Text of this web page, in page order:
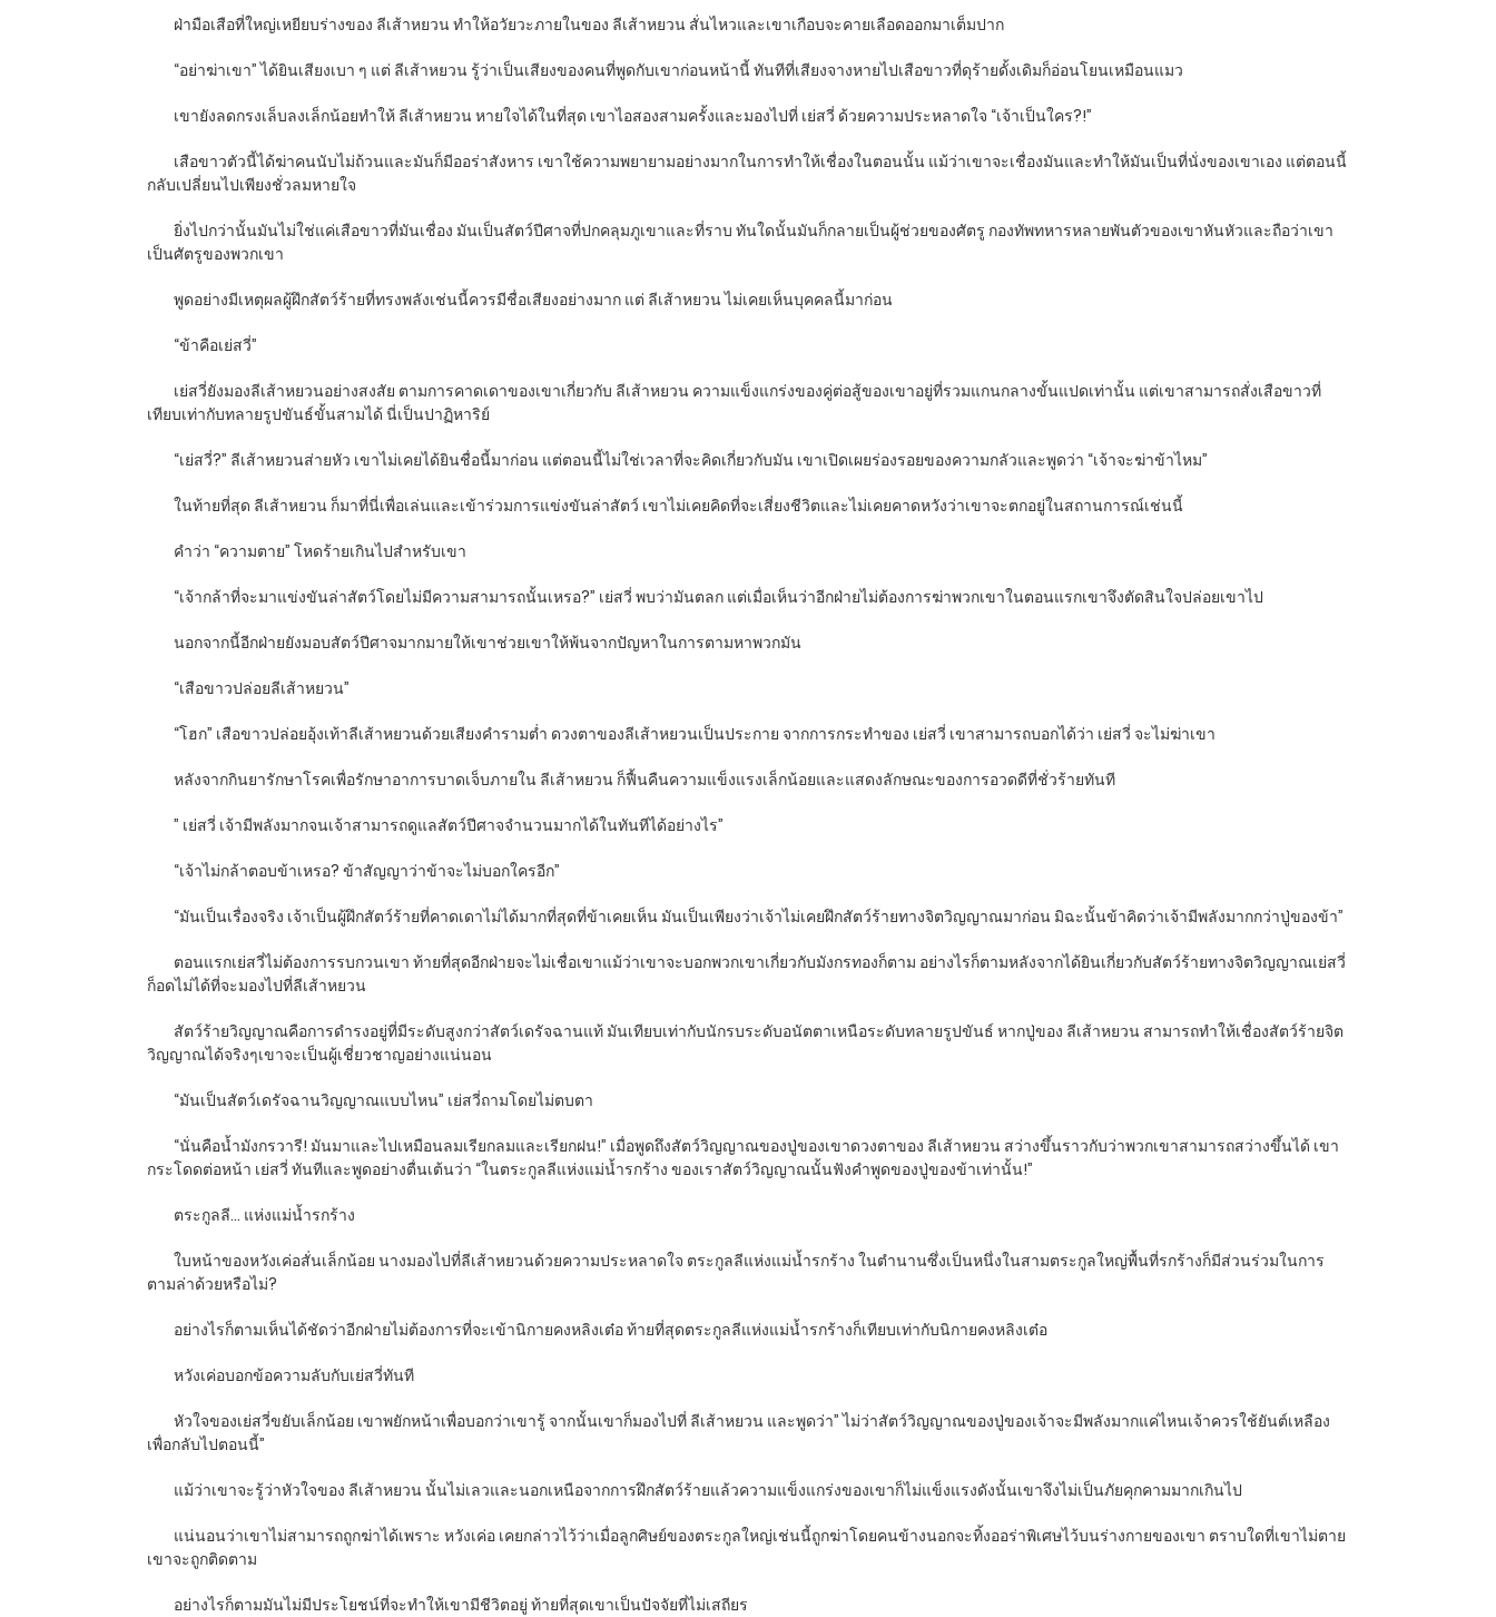
ฝ่ามือเสือที่ใหญ่เหยียบร่างของ ลีเส้าหยวน ทำให้อวัยวะภายในของ ลีเส้าหยวน สั่นไหวและเขาเกือบจะคายเลือดออกมาเต็มปาก
“อย่าฆ่าเขา” ได้ยินเสียงเบา ๆ แต่ ลีเส้าหยวน รู้ว่าเป็นเสียงของคนที่พูดกับเขาก่อนหน้านี้ ทันทีที่เสียงจางหายไปเสือขาวที่ดุร้ายดั้งเดิมก็อ่อนโยนเหมือนแมว
เขายังลดกรงเล็บลงเล็กน้อยทำให้ ลีเส้าหยวน หายใจได้ในที่สุด เขาไอสองสามครั้งและมองไปที่ เย่สวี่ ด้วยความประหลาดใจ “เจ้าเป็นใคร?!”
เสือขาวตัวนี้ได้ฆ่าคนนับไม่ถ้วนและมันก็มีออร่าสังหาร เขาใช้ความพยายามอย่างมากในการทำให้เชื่องในตอนนั้น แม้ว่าเขาจะเชื่องมันและทำให้มันเป็นที่นั่งของเขาเอง แต่ตอนนี้
กลับเปลี่ยนไปเพียงชั่วลมหายใจ
ยิ่งไปกว่านั้นมันไม่ใช่แค่เสือขาวที่มันเชื่อง มันเป็นสัตว์ปีศาจที่ปกคลุมภูเขาและที่ราบ ทันใดนั้นมันก็กลายเป็นผู้ช่วยของศัตรู กองทัพทหารหลายพันตัวของเขาหันหัวและถือว่าเขา
เป็นศัตรูของพวกเขา
พูดอย่างมีเหตุผลผู้ฝึกสัตว์ร้ายที่ทรงพลังเช่นนี้ควรมีชื่อเสียงอย่างมาก แต่ ลีเส้าหยวน ไม่เคยเห็นบุคคลนี้มาก่อน
“ข้าคือเย่สวี่”
เย่สวี่ยังมองลีเส้าหยวนอย่างสงสัย ตามการคาดเดาของเขาเกี่ยวกับ ลีเส้าหยวน ความแข็งแกร่งของคู่ต่อสู้ของเขาอยู่ที่รวมแกนกลางขั้นแปดเท่านั้น แต่เขาสามารถสั่งเสือขาวที่
เทียบเท่ากับทลายรูปขันธ์ขั้นสามได้ นี่เป็นปาฏิหาริย์
“เย่สวี่?” ลีเส้าหยวนส่ายหัว เขาไม่เคยได้ยินชื่อนี้มาก่อน แต่ตอนนี้ไม่ใช่เวลาที่จะคิดเกี่ยวกับมัน เขาเปิดเผยร่องรอยของความกลัวและพูดว่า “เจ้าจะฆ่าข้าไหม”
ในท้ายที่สุด ลีเส้าหยวน ก็มาที่นี่เพื่อเล่นและเข้าร่วมการแข่งขันล่าสัตว์ เขาไม่เคยคิดที่จะเสี่ยงชีวิตและไม่เคยคาดหวังว่าเขาจะตกอยู่ในสถานการณ์เช่นนี้
คำว่า “ความตาย” โหดร้ายเกินไปสำหรับเขา
“เจ้ากล้าที่จะมาแข่งขันล่าสัตว์โดยไม่มีความสามารถนั้นเหรอ?” เย่สวี่ พบว่ามันตลก แต่เมื่อเห็นว่าอีกฝ่ายไม่ต้องการฆ่าพวกเขาในตอนแรกเขาจึงตัดสินใจปล่อยเขาไป
นอกจากนี้อีกฝ่ายยังมอบสัตว์ปีศาจมากมายให้เขาช่วยเขาให้พ้นจากปัญหาในการตามหาพวกมัน
“เสือขาวปล่อยลีเส้าหยวน”
“โฮก” เสือขาวปล่อยอุ้งเท้าลีเส้าหยวนด้วยเสียงคำรามต่ำ ดวงตาของลีเส้าหยวนเป็นประกาย จากการกระทำของ เย่สวี่ เขาสามารถบอกได้ว่า เย่สวี่ จะไม่ฆ่าเขา
หลังจากกินยารักษาโรคเพื่อรักษาอาการบาดเจ็บภายใน ลีเส้าหยวน ก็ฟื้นคืนความแข็งแรงเล็กน้อยและแสดงลักษณะของการอวดดีที่ชั่วร้ายทันที
” เย่สวี่ เจ้ามีพลังมากจนเจ้าสามารถดูแลสัตว์ปีศาจจำนวนมากได้ในทันทีได้อย่างไร”
“เจ้าไม่กล้าตอบข้าเหรอ? ข้าสัญญาว่าข้าจะไม่บอกใครอีก”
“มันเป็นเรื่องจริง เจ้าเป็นผู้ฝึกสัตว์ร้ายที่คาดเดาไม่ได้มากที่สุดที่ข้าเคยเห็น มันเป็นเพียงว่าเจ้าไม่เคยฝึกสัตว์ร้ายทางจิตวิญญาณมาก่อน มิฉะนั้นข้าคิดว่าเจ้ามีพลังมากกว่าปู่ของข้า”
ตอนแรกเย่สวี่ไม่ต้องการรบกวนเขา ท้ายที่สุดอีกฝ่ายจะไม่เชื่อเขาแม้ว่าเขาจะบอกพวกเขาเกี่ยวกับมังกรทองก็ตาม อย่างไรก็ตามหลังจากได้ยินเกี่ยวกับสัตว์ร้ายทางจิตวิญญาณเย่สวี่
ก็อดไม่ได้ที่จะมองไปที่ลีเส้าหยวน
สัตว์ร้ายวิญญาณคือการดำรงอยู่ที่มีระดับสูงกว่าสัตว์เดรัจฉานแท้ มันเทียบเท่ากับนักรบระดับอนัตตาเหนือระดับทลายรูปขันธ์ หากปู่ของ ลีเส้าหยวน สามารถทำให้เชื่องสัตว์ร้ายจิต
วิญญาณได้จริงๆเขาจะเป็นผู้เชี่ยวชาญอย่างแน่นอน
“มันเป็นสัตว์เดรัจฉานวิญญาณแบบไหน” เย่สวี่ถามโดยไม่ตบตา
“นั่นคือน้ำมังกรวารี! มันมาและไปเหมือนลมเรียกลมและเรียกฝน!” เมื่อพูดถึงสัตว์วิญญาณของปู่ของเขาดวงตาของ ลีเส้าหยวน สว่างขึ้นราวกับว่าพวกเขาสามารถสว่างขึ้นได้ เขา
กระโดดต่อหน้า เย่สวี่ ทันทีและพูดอย่างตื่นเต้นว่า “ในตระกูลลีแห่งแม่น้ำรกร้าง ของเราสัตว์วิญญาณนั้นฟังคำพูดของปู่ของข้าเท่านั้น!”
ตระกูลลี… แห่งแม่น้ำรกร้าง
ใบหน้าของหวังเค่อสั่นเล็กน้อย นางมองไปที่ลีเส้าหยวนด้วยความประหลาดใจ ตระกูลลีแห่งแม่น้ำรกร้าง ในตำนานซึ่งเป็นหนึ่งในสามตระกูลใหญ่พื้นที่รกร้างก็มีส่วนร่วมในการ
ตามล่าด้วยหรือไม่?
อย่างไรก็ตามเห็นได้ชัดว่าอีกฝ่ายไม่ต้องการที่จะเข้านิกายคงหลิงเต๋อ ท้ายที่สุดตระกูลลีแห่งแม่น้ำรกร้างก็เทียบเท่ากับนิกายคงหลิงเต๋อ
หวังเค่อบอกข้อความลับกับเย่สวี่ทันที
หัวใจของเย่สวี่ขยับเล็กน้อย เขาพยักหน้าเพื่อบอกว่าเขารู้ จากนั้นเขาก็มองไปที่ ลีเส้าหยวน และพูดว่า” ไม่ว่าสัตว์วิญญาณของปู่ของเจ้าจะมีพลังมากแค่ไหนเจ้าควรใช้ยันต์เหลือง
เพื่อกลับไปตอนนี้”
แม้ว่าเขาจะรู้ว่าหัวใจของ ลีเส้าหยวน นั้นไม่เลวและนอกเหนือจากการฝึกสัตว์ร้ายแล้วความแข็งแกร่งของเขาก็ไม่แข็งแรงดังนั้นเขาจึงไม่เป็นภัยคุกคามมากเกินไป
แน่นอนว่าเขาไม่สามารถถูกฆ่าได้เพราะ หวังเค่อ เคยกล่าวไว้ว่าเมื่อลูกศิษย์ของตระกูลใหญ่เช่นนี้ถูกฆ่าโดยคนข้างนอกจะทิ้งออร่าพิเศษไว้บนร่างกายของเขา ตราบใดที่เขาไม่ตาย
เขาจะถูกติดตาม
อย่างไรก็ตามมันไม่มีประโยชน์ที่จะทำให้เขามีชีวิตอยู่ ท้ายที่สุดเขาเป็นปัจจัยที่ไม่เสถียร